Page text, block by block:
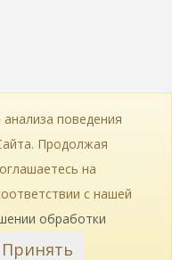
поведения
Продолжая
на
с нашей
обработки
Принять